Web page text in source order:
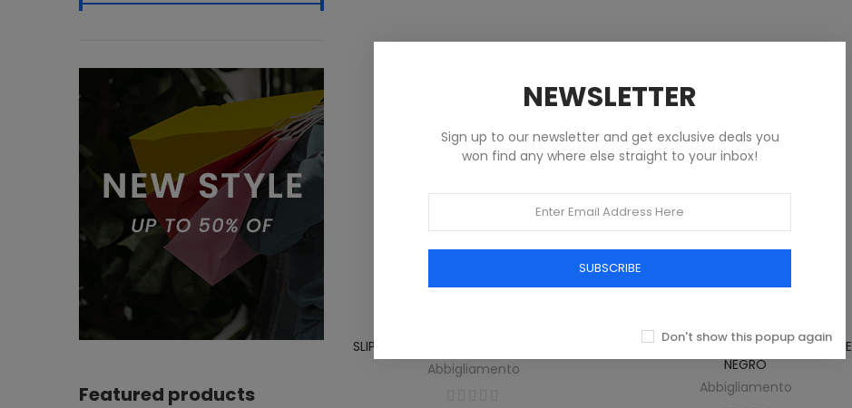
SLIP BIKKEMBERGS NEGRO PARA HOMBRE
Abbigliamento
BOXER BIKKEMBERGS PARA HOMBRE
NEGRO
Abbigliamento
Featured products
NEWSLETTER
Sign up to our newsletter and get exclusive deals you
won find any where else straight to your inbox!
SUBSCRIBE
Don't show this popup again